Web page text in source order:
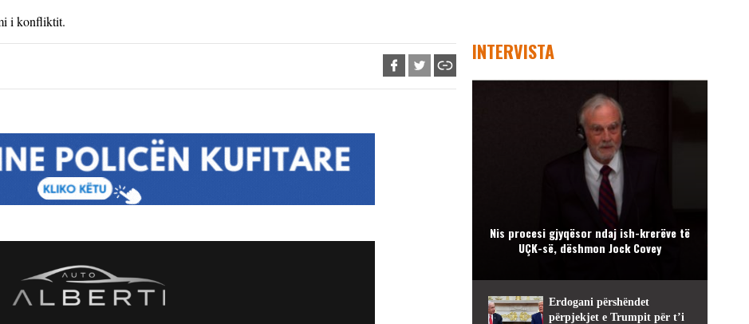
i konfliktit.
INTERVISTA
Nis procesi gjyqësor ndaj ish-krerëve të
UÇK-së, dëshmon Jock Covey
Erdogani përshëndet
përpjekjet e Trumpit për t’i